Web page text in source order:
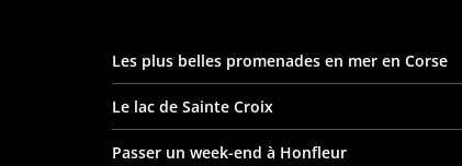
Les plus belles promenades en mer en Corse
Le lac de Sainte Croix
Passer un week-end à Honfleur